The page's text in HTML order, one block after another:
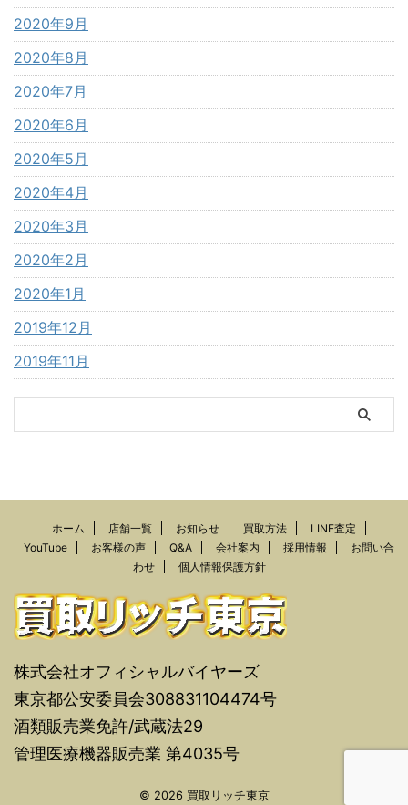
2020年9月
2020年8月
2020年7月
2020年6月
2020年5月
2020年4月
2020年3月
2020年2月
2020年1月
2019年12月
2019年11月
ホーム 店舗一覧 お知らせ 買取方法
LINE査定
YouTube
お客様の声 Q&A 会社案内 採用情報
お問い合
わせ
個人情報保護方針
株式会社オフィシャルバイヤーズ
東京都公安委員会308831104474号
酒類販売業免許/武蔵法29
管理医療機器販売業 第4035号
© 2026 買取リッチ東京